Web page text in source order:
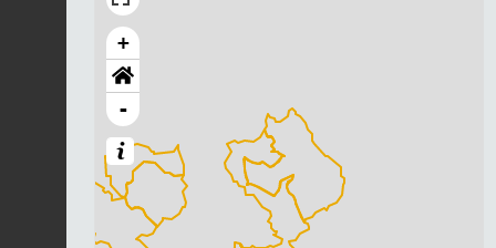
+
-